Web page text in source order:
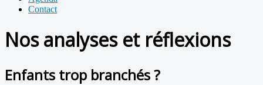
Contact
Nos analyses et réflexions
Enfants trop branchés ?